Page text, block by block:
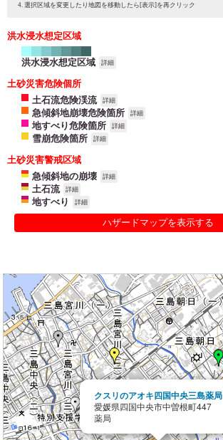
選択区域を変更したり地図を移動したら[表示]を再クリック
洪水浸水想定区域
洪水浸水想定区域 詳細
土砂災害危険個所
土石流危険渓流
詳細
急傾斜地崩壊危険箇所 詳細
地すべり危険箇所 詳細
雪崩危険箇所 詳細
土砂災害警戒区域
急傾斜地の崩壊
詳細
土石流 詳細
地すべり 詳細
ハザードマップを表示する
クスリのアオキ四国中央三島薬局
愛媛県四国中央市中曽根町447
薬局